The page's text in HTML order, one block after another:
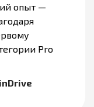
опыт —
Pro